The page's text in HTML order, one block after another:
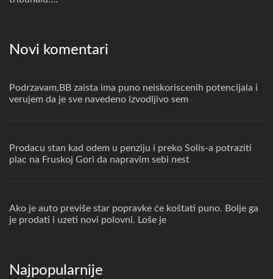
Novi komentari
Podrzavam,BB zaista ima puno neiskoriscenih potencijala i
verujem da je sve navedeno izvodljivo sem
Prodacu stan kad odem u penziju i preko Solis-a potraziti
plac na Fruskoj Gori da napravim sebi nest
Ako je auto previše star popravke će koštati puno. Bolje ga
je prodati i uzeti novi polovni. Loše je
Najpopularnije